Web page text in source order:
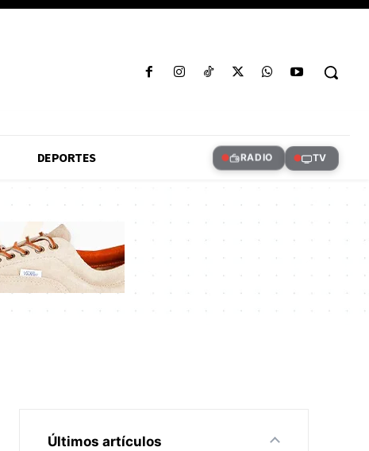
DEPORTES RADIO TV
Últimos artículos